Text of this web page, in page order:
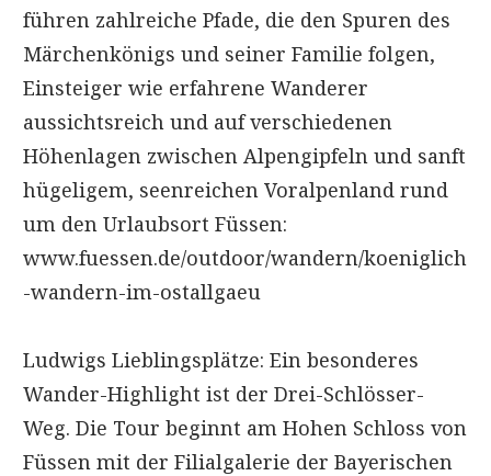
führen zahlreiche Pfade, die den Spuren des
Märchenkönigs und seiner Familie folgen,
Einsteiger wie erfahrene Wanderer
aussichtsreich und auf verschiedenen
Höhenlagen zwischen Alpengipfeln und sanft
hügeligem, seenreichen Voralpenland rund
um den Urlaubsort Füssen:
www.fuessen.de/outdoor/wandern/koeniglich
-wandern-im-ostallgaeu
Ludwigs Lieblingsplätze: Ein besonderes
Wander-Highlight ist der Drei-Schlösser-
Weg. Die Tour beginnt am Hohen Schloss von
Füssen mit der Filialgalerie der Bayerischen